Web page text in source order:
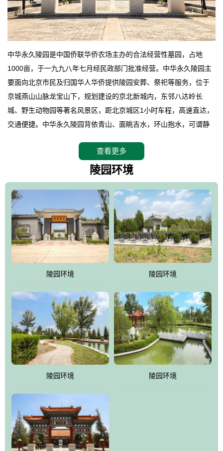
中华永久陵园是中国侨联华侨农场主办的合法经营性墓园，占地
1000亩，于一九九八年七月经民政部门批准经营。中华永久陵园主
要面向北京市民及归国华人华侨提供陵园安葬、祭祀等服务，位于
京城燕山山脉龙宝山下，规划建设的京北新城内，东邻八达岭长
城、野生动物园等著名风景区，距北京城区1小时车程，高速直达，
交通便捷。中华永久陵园背依青山、面眺吉水，环山抱水，可谓静
地。在总体设计上完全以中国传统文化作为前渠，由三条山脊环绕
而成，宛如一把太师椅，呈坐南朝北向，左青龙，右白虎，前朱
环绕挡住了外界的风吹，流动的生气遇到官厅的水又止住了，正好
符合山环水抱，藏风纳气的要求。中华永久陵园风景庄重典雅、气
势如宏，是华北地区最大的平川式墓园，陵园以皇家建筑风格为载
体吸取现代园林艺术之精华
查看更多
陵园环境
陵园环境 陵园环境
陵园环境 陵园环境